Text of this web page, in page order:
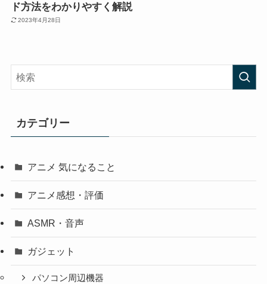
ド方法をわかりやすく解説
2023年4月28日
カテゴリー
アニメ 気になること
アニメ感想・評価
ASMR・音声
ガジェット
パソコン周辺機器